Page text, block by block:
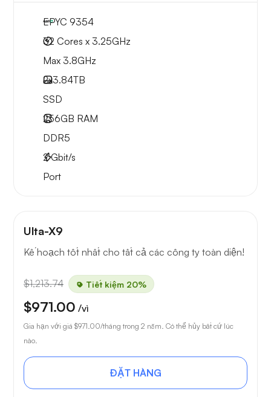
EPYC 9354
32 Cores x 3.25GHz
Max 3.8GHz
2x3.84TB
SSD
256GB RAM
DDR5
2Gbit/s
Port
Ulta-X9
Kế hoạch tốt nhất cho tất cả các công ty toàn diện!
$1,213.74 Tiết kiệm 20%
$971.00 /vì
Gia hạn với giá $971.00/tháng trong 2 năm. Có thể hủy bất cứ lúc
nào.
ĐẶT HÀNG